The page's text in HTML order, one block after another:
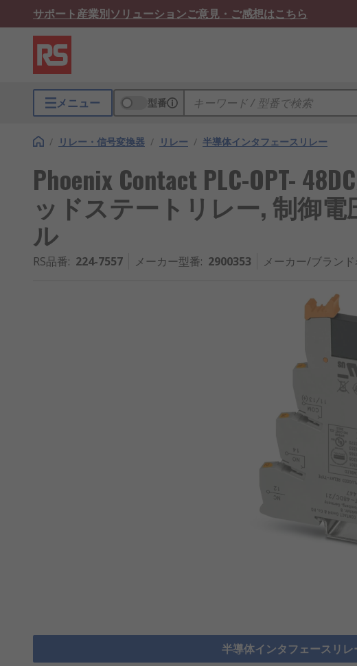
サポート産業別ソリューションご意見・ご感想はこちら
メニュー 型番
/ リレー・信号変換器 / リレー / 半導体インタフェースリレー
Phoenix Contact PLC-OPT-
ッドステートリレー, 制御電
ル
RS品番: 224-7557 メーカー型番: 2900353 メーカー/ブランド
半導体インタフェースリ